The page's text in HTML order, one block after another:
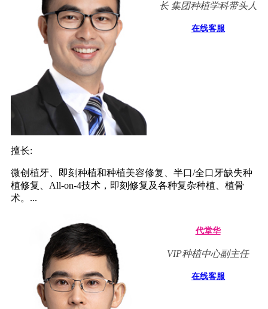
长 集团种植学科带头人
在线客服
擅长:
微创植牙、即刻种植和种植美容修复、半口/全口牙缺失种
植修复、All-on-4技术，即刻修复及各种复杂种植、植骨
术。...
代堂华
VIP种植中心副主任
在线客服